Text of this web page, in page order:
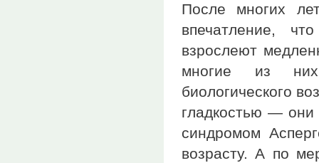
После многих
впечатление,
взрослеют
многие из них
биологического
гладкостью — они
синдромом
возрасту. А по